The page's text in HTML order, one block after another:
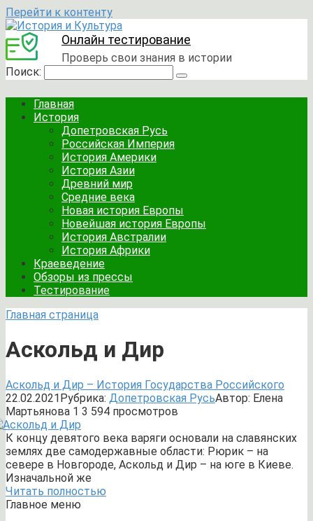
Перейти к контенту
Онлайн тестирование
Проверь свои знания в истории
Поиск:
Главная
История
Допетровская Русь
Российская Империя
История Америки
История Азии
Древний мир
Средние века
Новая история Европы
Новейшая история Европы
История Австралии
История Африки
Краеведение
Обзоры из прессы
Тестирование
Главная страница
Аскольд и Дир
Аскольд и Дир – История Государства Российского
22.02.2021Рубрика: Допетровская РусьАвтор: Елена
Мартьянова 1 3 594 просмотров
К концу девятого века варяги основали на славянских
землях две самодержавные области: Рюрик – на
севере в Новгороде, Аскольд и Дир – на юге в Киеве.
Изначальной же
Читать полностью
Главное меню